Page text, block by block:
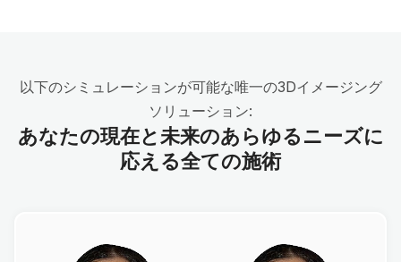
以下のシミュレーションが可能な唯一の3Dイメージング
ソリューション:
あなたの現在と未来のあらゆるニーズに
応える全ての施術